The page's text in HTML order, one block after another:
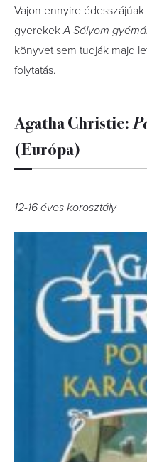
Vajon ennyire
gyerekekA Sólyom
könyvet sem tudják majd
folytatás.
Agatha Christie:
(Európa)
12-16 éves korosztály